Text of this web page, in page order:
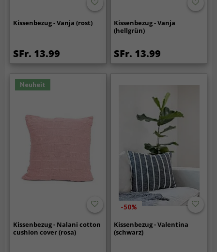
Kissenbezug - Vanja (rost)
SFr. 13.99
Kissenbezug - Vanja
(hellgrün)
SFr. 13.99
Neuheit
Kissenbezug - Nalani cotton
cushion cover (rosa)
-50%
Kissenbezug - Valentina
(schwarz)